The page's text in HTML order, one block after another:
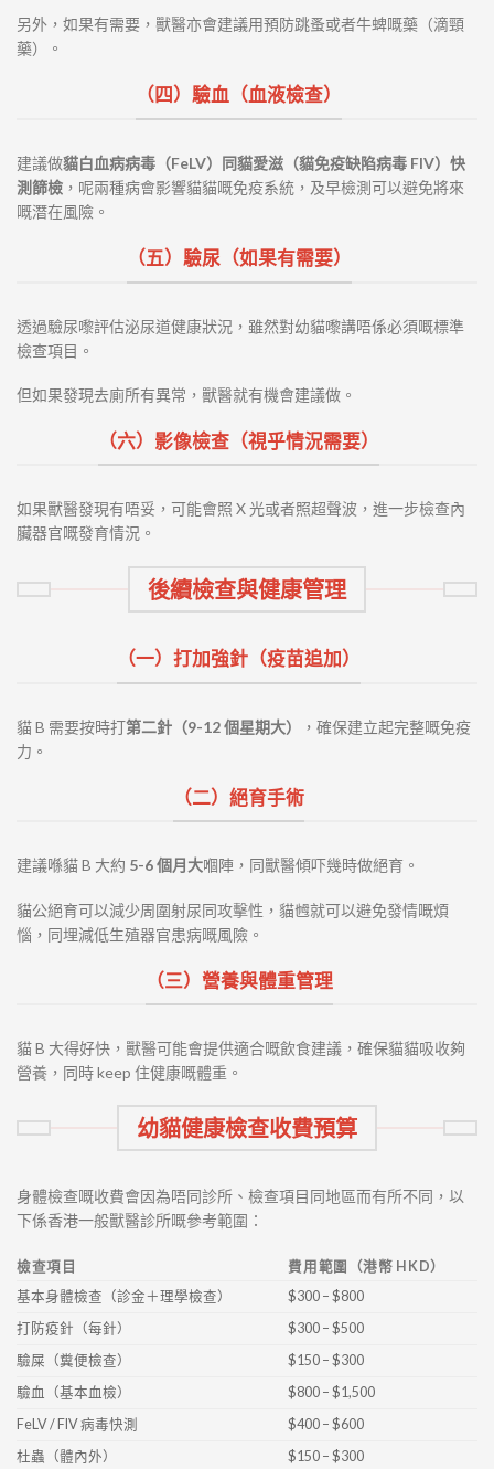
另外，如果有需要，獸醫亦會建議用預防跳蚤或者牛蜱嘅藥（滴頸
藥）。
（四）驗血（血液檢查）
建議做貓白血病病毒（FeLV）同貓愛滋（貓免疫缺陷病毒 FIV）快
測篩檢 ，呢兩種病會影響貓貓嘅免疫系統，及早檢測可以避免將來
嘅潛在風險。
（五）驗尿（如果有需要）
透過驗尿嚟評估泌尿道健康狀況，雖然對幼貓嚟講唔係必須嘅標準
檢查項目。
但如果發現去廁所有異常，獸醫就有機會建議做。
（六）影像檢查（視乎情況需要）
如果獸醫發現有唔妥，可能會照 X 光或者照超聲波，進一步檢查內
臟器官嘅發育情況。
後續檢查與健康管理
（一）打加強針（疫苗追加）
貓 B 需要按時打第二針（9-12 個星期大）
，確保建立起完整嘅免疫
力。
（二）絕育手術
建議喺貓 B 大約 5-6 個月大嗰陣，同獸醫傾吓幾時做絕育。
貓公絕育可以減少周圍射尿同攻擊性，貓乸就可以避免發情嘅煩
惱，同埋減低生殖器官患病嘅風險。
（三）營養與體重管理
貓 B 大得好快，獸醫可能會提供適合嘅飲食建議，確保貓貓吸收夠
營養，同時 keep 住健康嘅體重。
幼貓健康檢查收費預算
身體檢查嘅收費會因為唔同診所、檢查項目同地區而有所不同，以
下係香港一般獸醫診所嘅參考範圍：
檢查項目
費用範圍（港幣 HKD）
基本身體檢查（診金＋理學檢查）
$300 – $800
打防疫針（每針）
$300 – $500
驗屎（糞便檢查）
$150 – $300
驗血（基本血檢）
$800 – $1,500
FeLV / FIV 病毒快測
$400 – $600
杜蟲（體內外）
$150 – $300